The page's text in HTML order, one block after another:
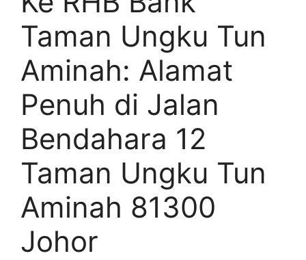
Taman Ungku Tun
Aminah: Alamat
Penuh di Jalan
Bendahara 12
Taman Ungku Tun
Aminah 81300
Johor